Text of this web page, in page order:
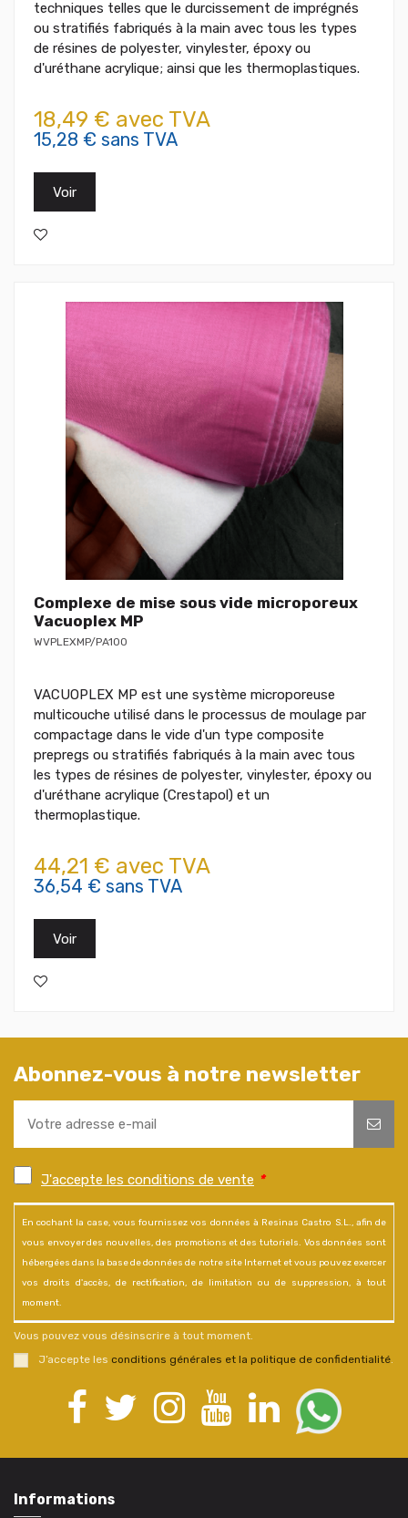
techniques telles que le durcissement de imprégnés
ou stratifiés fabriqués à la main avec tous les types
de résines de polyester, vinylester, époxy ou
d'uréthane acrylique; ainsi que les thermoplastiques.
18,49 € avec TVA
15,28 € sans TVA
Voir
Complexe de mise sous vide microporeux
Vacuoplex MP
WVPLEXMP/PA100
VACUOPLEX MP est une système microporeuse
multicouche utilisé dans le processus de moulage par
compactage dans le vide d'un type composite
prepregs ou stratifiés fabriqués à la main avec tous
les types de résines de polyester, vinylester, époxy ou
d'uréthane acrylique (Crestapol) et un
thermoplastique.
44,21 € avec TVA
36,54 € sans TVA
Voir
Abonnez-vous à notre newsletter
J'accepte les conditions de vente *
En cochant la case, vous fournissez vos données à Resinas Castro S.L., afin de
vous envoyer des nouvelles, des promotions et des tutoriels. Vos données sont
hébergées dans la base de données de notre site Internet et vous pouvez exercer
vos droits d'accès, de rectification, de limitation ou de suppression, à tout
moment.
Vous pouvez vous désinscrire à tout moment.
J’accepte les conditions générales et la politique de confidentialité.
Informations